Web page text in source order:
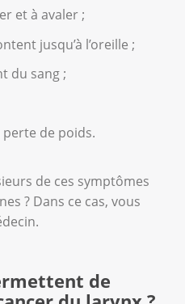
et à avaler ;
jusqu’à l’oreille ;
du sang ;
de poids.
de ces symptômes
? Dans ce cas, vous
de